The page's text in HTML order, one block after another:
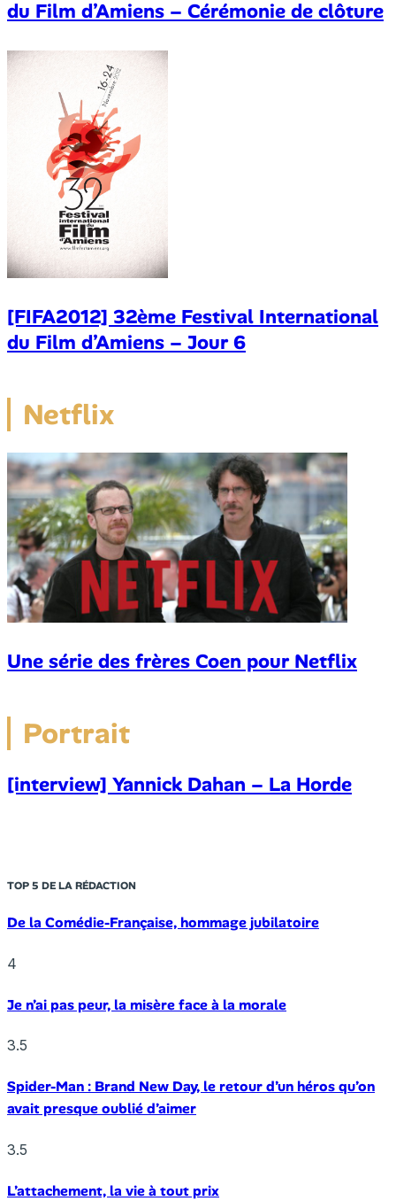
du Film d’Amiens – Cérémonie de clôture
[FIFA2012] 32ème Festival International
du Film d’Amiens – Jour 6
Netflix
Une série des frères Coen pour Netflix
Portrait
[interview] Yannick Dahan – La Horde
TOP 5 DE LA RÉDACTION
De la Comédie-Française, hommage jubilatoire
4
Je n’ai pas peur, la misère face à la morale
3.5
Spider-Man : Brand New Day, le retour d’un héros qu’on
avait presque oublié d’aimer
3.5
L’attachement, la vie à tout prix